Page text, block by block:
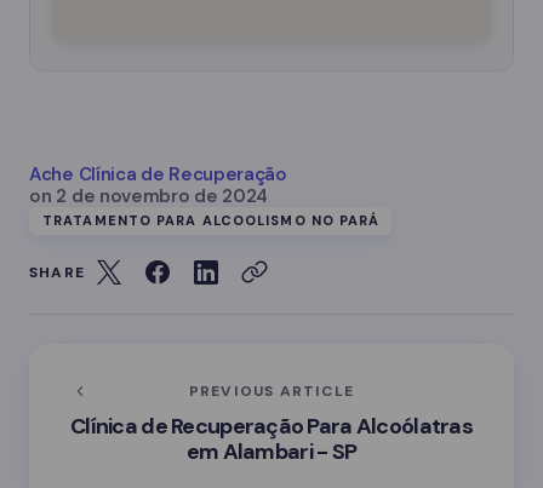
Ache Clínica de Recuperação
on 2 de novembro de 2024
TRATAMENTO PARA ALCOOLISMO NO PARÁ
SHARE
PREVIOUS ARTICLE
Clínica de Recuperação Para Alcoólatras
em Alambari - SP